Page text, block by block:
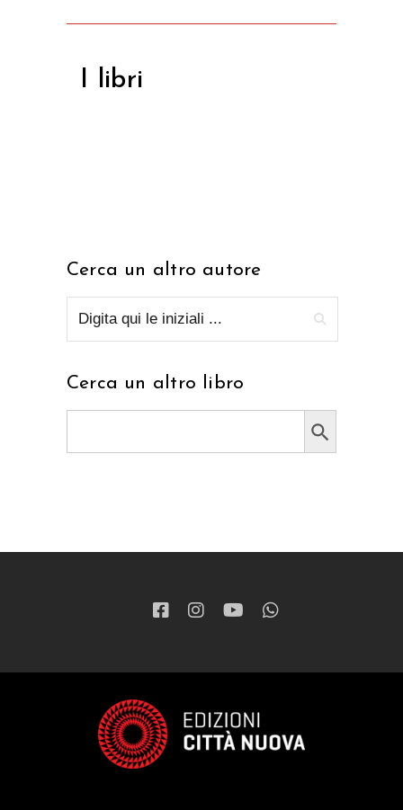
I libri
Cerca un altro autore
Cerca un altro libro
Search Button